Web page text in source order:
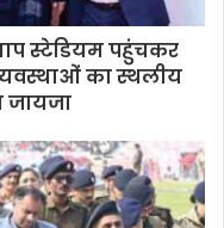
स्टेडियम पहुंचकर
का स्थलीय
जायजा